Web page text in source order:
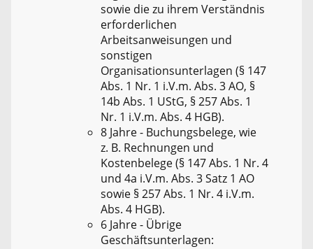
sowie die zu ihrem Verständnis
erforderlichen
Arbeitsanweisungen und
sonstigen
Organisationsunterlagen (§ 147
Abs. 1 Nr. 1 i.V.m. Abs. 3 AO, §
14b Abs. 1 UStG, § 257 Abs. 1
Nr. 1 i.V.m. Abs. 4 HGB).
8 Jahre - Buchungsbelege, wie
z. B. Rechnungen und
Kostenbelege (§ 147 Abs. 1 Nr. 4
und 4a i.V.m. Abs. 3 Satz 1 AO
sowie § 257 Abs. 1 Nr. 4 i.V.m.
Abs. 4 HGB).
6 Jahre - Übrige
Geschäftsunterlagen: